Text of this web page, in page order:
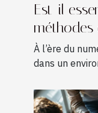
Est-il
croître ?
À l’ère du
dans un